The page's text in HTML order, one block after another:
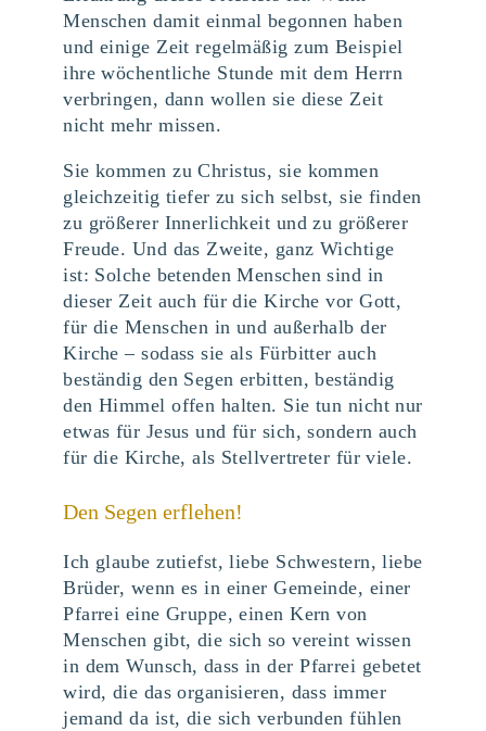
Menschen damit einmal begonnen haben
und einige Zeit regelmäßig zum Beispiel
ihre wöchentliche Stunde mit dem Herrn
verbringen, dann wollen sie diese Zeit
nicht mehr missen.
Sie kommen zu Christus, sie kommen
gleichzeitig tiefer zu sich selbst, sie finden
zu größerer Innerlichkeit und zu größerer
Freude. Und das Zweite, ganz Wichtige
ist: Solche betenden Menschen sind in
dieser Zeit auch für die Kirche vor Gott,
für die Menschen in und außerhalb der
Kirche – sodass sie als Fürbitter auch
beständig den Segen erbitten, beständig
den Himmel offen halten. Sie tun nicht nur
etwas für Jesus und für sich, sondern auch
für die Kirche, als Stellvertreter für viele.
Den Segen erflehen!
Ich glaube zutiefst, liebe Schwestern, liebe
Brüder, wenn es in einer Gemeinde, einer
Pfarrei eine Gruppe, einen Kern von
Menschen gibt, die sich so vereint wissen
in dem Wunsch, dass in der Pfarrei gebetet
wird, die das organisieren, dass immer
jemand da ist, die sich verbunden fühlen